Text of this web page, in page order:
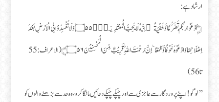
ارشاد ہے:
﴿اُدْعُوْا رَبَّكُمْ تَضَرُّعًا وَّ خُفْیَةً ؕ اِنَّهٗ لَا یُحِبُّ الْمُعْتَدِیْنَۚ۝۵۵ وَ لَا تُفْسِدُوْا فِی الْاَرْضِ بَعْدَ
اِصْلَاحِهَا وَ ادْعُوْهُ خَوْفًا وَّ طَمَعًا ؕ اِنَّ رَحْمَتَ اللّٰهِ قَرِیْبٌ مِّنَ الْمُحْسِنِیْنَ۝۵۶﴾ (الاعراف: 55
تا 56)
’’لوگو! اپنے پروردگار سے عاجزی سے اور چپکے چپکے دعائیں مانگا کرو، وہ حد سے بڑھنے والوں کو